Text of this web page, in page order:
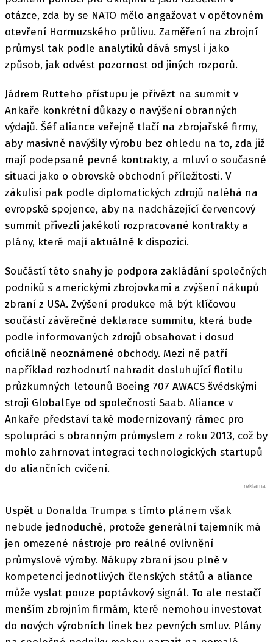
otázce, zda by se NATO mělo angažovat v opětovném
otevření Hormuzského průlivu. Zaměření na zbrojní
průmysl tak podle analytiků dává smysl i jako
způsob, jak odvést pozornost od jiných rozporů.
Jádrem Rutteho přístupu je přivézt na summit v
Ankaře konkrétní důkazy o navýšení obranných
výdajů. Šéf aliance veřejně tlačí na zbrojařské firmy,
aby masivně navýšily výrobu bez ohledu na to, zda již
mají podepsané pevné kontrakty, a mluví o současné
situaci jako o obrovské obchodní příležitosti. V
zákulisí pak podle diplomatických zdrojů naléhá na
evropské spojence, aby na nadcházející červencový
summit přivezli jakékoli rozpracované kontrakty a
plány, které mají aktuálně k dispozici.
Součástí této snahy je podpora zakládání společných
podniků s americkými zbrojovkami a zvýšení nákupů
zbraní z USA. Zvýšení produkce má být klíčovou
součástí závěrečné deklarace summitu, která bude
podle informovaných zdrojů obsahovat i dosud
oficiálně neoznámené obchody. Mezi ně patří
například rozhodnutí nahradit dosluhující flotilu
průzkumných letounů Boeing 707 AWACS švédskými
stroji GlobalEye od společnosti Saab. Aliance v
Ankaře představí také modernizovaný rámec pro
spolupráci s obranným průmyslem z roku 2013, což by
mohlo zahrnovat integraci technologických startupů
do aliančních cvičení.
Uspět u Donalda Trumpa s tímto plánem však
nebude jednoduché, protože generální tajemník má
jen omezené nástroje pro reálné ovlivnění
průmyslové výroby. Nákupy zbraní jsou plně v
kompetenci jednotlivých členských států a aliance
může vyslat pouze poptávkový signál. To ale nestačí
menším zbrojním firmám, které nemohou investovat
do nových výrobních linek bez pevných smluv. Plány